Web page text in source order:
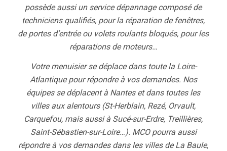
possède aussi un service dépannage composé de
techniciens qualifiés, pour la réparation de fenêtres,
de portes d’entrée ou volets roulants bloqués, pour les
réparations de moteurs…
Votre menuisier se déplace dans toute la Loire-
Atlantique pour répondre à vos demandes. Nos
équipes se déplacent à Nantes et dans toutes les
villes aux alentours (St-Herblain, Rezé, Orvault,
Carquefou, mais aussi à Sucé-sur-Erdre, Treillières,
Saint-Sébastien-sur-Loire…). MCO pourra aussi
répondre à vos demandes dans les villes de La Baule,